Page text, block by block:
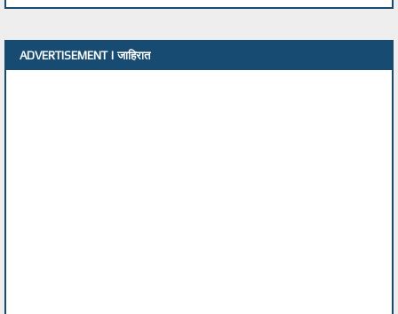
ADVERTISEMENT | जाहिरात